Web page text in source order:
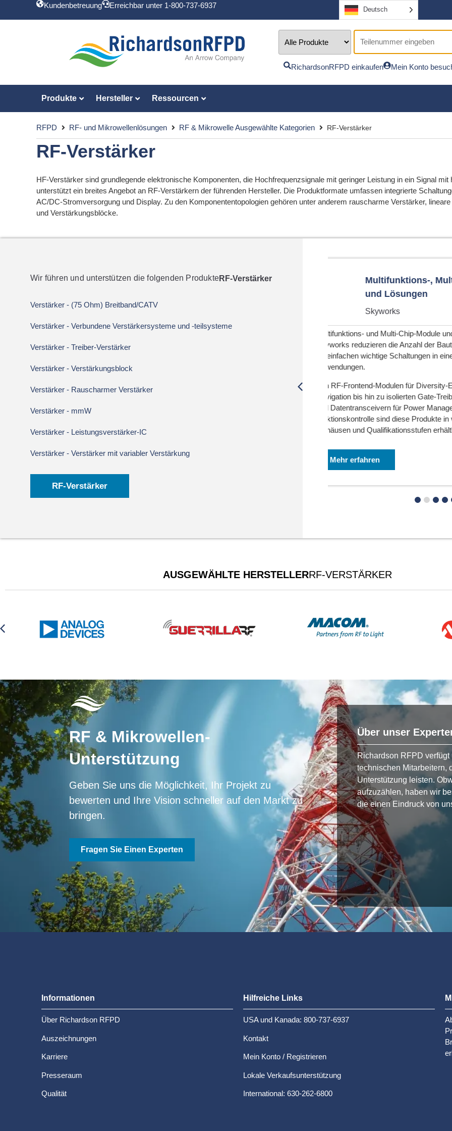
Kundenbetreuung Erreichbar unter 1-800-737-6937 Deutsch
RichardsonRFPD einkaufen Mein Konto
Produkte Hersteller Ressourcen
RFPD RF- und Mikrowellenlösungen RF & Mikrowelle Ausgewählte Kategorien RF-Verstärker
RF-Verstärker
HF-Verstärker sind grundlegende elektronische Komponenten, die Hochfrequenzsignale mit geringer Leistung in ein Signal
unterstützt ein breites Angebot an RF-Verstärkern der führenden Hersteller. Die Produktformate umfassen integrierte
AC/DC-Stromversorgung und Display. Zu den Komponententopologien gehören unter anderem rauscharme Verstärker,
und Verstärkungsblöcke.
Wir führen und unterstützen die folgenden ProdukteRF-Verstärker
Verstärker - (75 Ohm) Breitband/CATV
Verstärker - Verbundene Verstärkersysteme und -teilsysteme
Verstärker - Treiber-Verstärker
Verstärker - Verstärkungsblock
Verstärker - Rauscharmer Verstärker
Verstärker - mmW
Verstärker - Leistungsverstärker-IC
Verstärker - Verstärker mit variabler Verstärkung
RF-Verstärker
0,25 µM
Multifunktions-, Multi-Chip-Module
Skyworks reduzieren die Anzahl der Bauteile und
Anwendungen.
Von RF-Frontend-Modulen für Diversity-Empfänger und
Gehäusen und Qualifikationsstufen erhältlich.
Ka-Band
Geräte liefern hohe Leistung,
Der firmeneigene United
sich ideal für die Übertragung
eignet.
Mehr erfahren
AUSGEWÄHLTE HERSTELLERRF-VERSTÄRKER
RF & Mikrowellen-
Unterstützung
Geben Sie uns die Möglichkeit, Ihr Projekt zu
bewerten und Ihre Vision schneller auf den Markt zu
bringen.
Fragen Sie Einen Experten
Über unser
Richardson RFPD verfügt
technischen Mitarbeitern,
Unterstützung leisten.
aufzuzählen, haben wir
die einen Eindruck von
Informationen
Über Richardson RFPD
Auszeichnungen
Karriere
Presseraum
Qualität
Hilfreiche Links
USA und Kanada: 800-737-6937
Kontakt
Mein Konto / Registrieren
Lokale Verkaufsunterstützung
International: 630-262-6800